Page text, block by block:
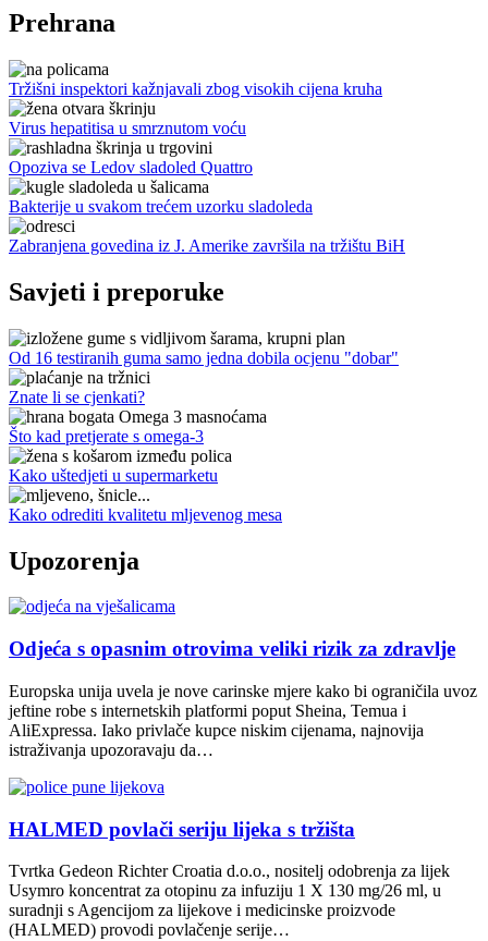
Prehrana
Tržišni inspektori kažnjavali zbog visokih cijena kruha
Virus hepatitisa u smrznutom voću
Opoziva se Ledov sladoled Quattro
Bakterije u svakom trećem uzorku sladoleda
Zabranjena govedina iz J. Amerike završila na tržištu BiH
Savjeti i preporuke
Od 16 testiranih guma samo jedna dobila ocjenu "dobar"
Znate li se cjenkati?
Što kad pretjerate s omega-3
Kako uštedjeti u supermarketu
Kako odrediti kvalitetu mljevenog mesa
Upozorenja
Odjeća s opasnim otrovima veliki rizik za zdravlje
Europska unija uvela je nove carinske mjere kako bi ograničila uvoz
jeftine robe s internetskih platformi poput Sheina, Temua i
AliExpressa. Iako privlače kupce niskim cijenama, najnovija
istraživanja upozoravaju da…
HALMED povlači seriju lijeka s tržišta
Tvrtka Gedeon Richter Croatia d.o.o., nositelj odobrenja za lijek
Usymro koncentrat za otopinu za infuziju 1 X 130 mg/26 ml, u
suradnji s Agencijom za lijekove i medicinske proizvode
(HALMED) provodi povlačenje serije…